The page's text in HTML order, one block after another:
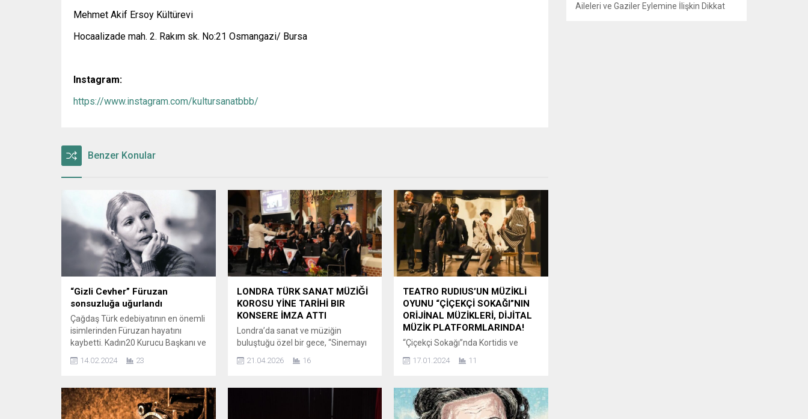
Mehmet Akif Ersoy Kültürevi
Hocaalizade mah. 2. Rakım sk. No:21 Osmangazi/ Bursa
Instagram:
https://www.instagram.com/kultursanatbbb/
Benzer Konular
“Gizli Cevher” Füruzan
sonsuzluğa uğurlandı
Çağdaş Türk edebiyatının en önemli
isimlerinden Füruzan hayatını
kaybetti. Kadın20 Kurucu Başkanı ve
Yazar Dr. Gülden Türktan paylaştığı
taziye açıklamasında, “Annem Prof.
bir cevher’ olarak nitelendirirdi.
Yapıtlarıyla edebiyatımızda öyküye
yeni bir soluk kazandıran ve
14.02.2024 23
LONDRA TÜRK SANAT MÜZİǦİ
KOROSU YİNE TARİHİ BIR
KONSERE İMZA ATTI
Londra’da sanat ve müziğin
buluştuğu özel bir gece, “Sinemayı
Taçlandıran Şarkılar Konseri”
başlığıyla sanatseverlere
St Andrew’s Kilisesi ev sahipliğinde
Londra’da yaşayan Türk toplumu
21.04.2026 16
TEATRO RUDIUS’UN MÜZİKLİ
OYUNU “ÇİÇEKÇİ SOKAĞI”NIN
ORİJİNAL MÜZİKLERİ, DİJİTAL
MÜZİK PLATFORMLARINDA!
“Çiçekçi Sokağı”nda Kortidis ve
Kaplan’la birlikte Wilma Elles, Alp
Balkan, İlkay Özşen, Dilara Tabak,
alıyor. TEATRO RUDIUS’UN YENİ
MÜZİKLİ OYUNU “ÇİÇEKÇİ
SOKAĞI”NIN ORİJİNAL MÜZİKLERİ,
17.01.2024 11
Aileleri ve Gaziler Eylemine İlişkin Dikkat